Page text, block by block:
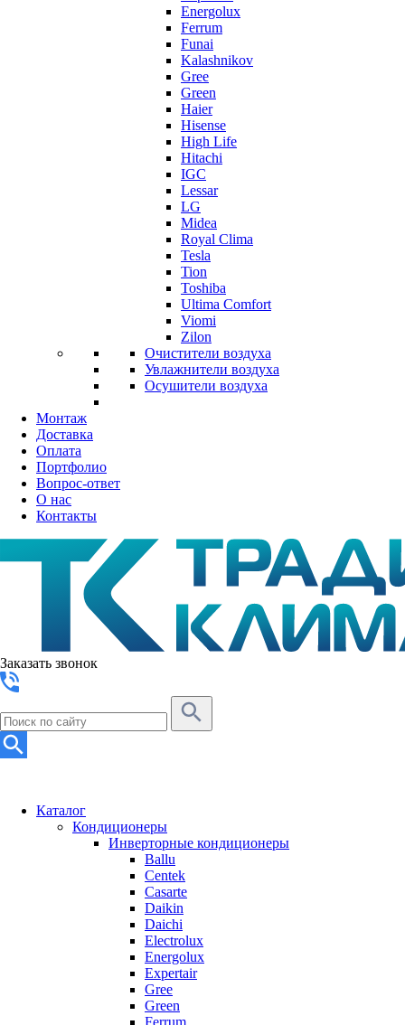
Energolux
Ferrum
Funai
Kalashnikov
Gree
Grеen
Haier
Hisense
High Life
Hitachi
IGC
Lessar
LG
Midea
Royal Clima
Tesla
Tion
Toshiba
Ultima Comfort
Viomi
Zilon
Очистители воздуха
Увлажнители воздуха
Осушители воздуха
Монтаж
Доставка
Оплата
Портфолио
Вопрос-ответ
О нас
Контакты
Заказать звонок
Каталог
Кондиционеры
Инверторные кондиционеры
Ballu
Centek
Casarte
Daikin
Daichi
Electrolux
Energolux
Expertair
Gree
Green
Ferrum